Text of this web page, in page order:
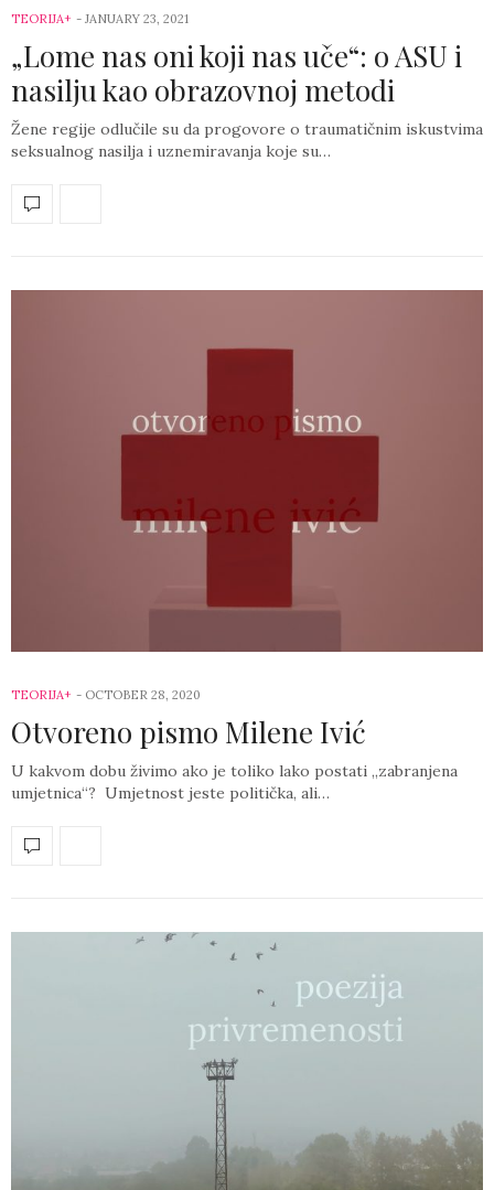
TEORIJA+ - JANUARY 23, 2021
„Lome nas oni koji nas uče“: o ASU i
nasilju kao obrazovnoj metodi
Žene regije odlučile su da progovore o traumatičnim iskustvima
seksualnog nasilja i uznemiravanja koje su…
TEORIJA+ - OCTOBER 28, 2020
Otvoreno pismo Milene Ivić
U kakvom dobu živimo ako je toliko lako postati „zabranjena
umjetnica“? Umjetnost jeste politička, ali…